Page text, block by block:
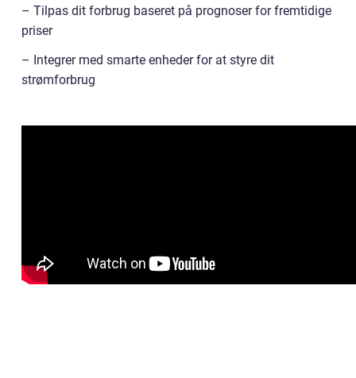
– Tilpas dit forbrug baseret på prognoser for fremtidige
priser
– Integrer med smarte enheder for at styre dit
strømforbrug